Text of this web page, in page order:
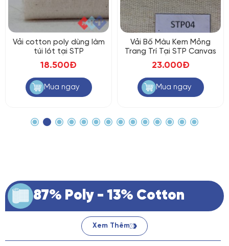
Vải cotton poly dùng làm
túi lót tại STP
18.500Đ
Mua ngay
Vải Bố Màu Kem Mỏng
Trang Trí Tại STP Canvas
23.000Đ
Mua ngay
87% Poly - 13% Cotton
Xem Thêm